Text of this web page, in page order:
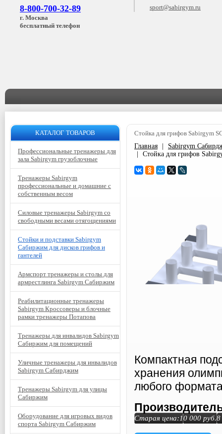
8-800-700-32-89
г. Москва
бесплатный телефон
sport@sabirgym.ru
Стойка для грифов Sabirgym
Главная
Sabirgym
Стойка для грифов
Компактная
хранения
любого
Старая цена:10 000 руб.8
КАТАЛОГ ТОВАРОВ
Профессиональные тренажеры для
зала Sabirgym грузоблочные
Тренажеры Sabirgym
профессиональные и домашние с
собственным весом
Силовые тренажеры Sabirgym со
свободными весами отягощениями
Стойки и подставки Sabirgym
Сабиржим для дисков грифов и
гантелей
Армспорт тренажеры и столы для
армрестлинга Sabirgym Сабиржим
Реабилитационные тренажеры
Sabirgym Кроссоверы и блочные
рамки тренажеры Потапова
Тренажеры для инвалидов Sabirgym
Сабиржим для помещений
Уличные тренажеры для инвалидов
Sabirgym Сабирджим
Тренажеры Sabirgym для улицы
Сабиржим
Оборудование для игровых видов
спорта Sabirgym Сабиржим